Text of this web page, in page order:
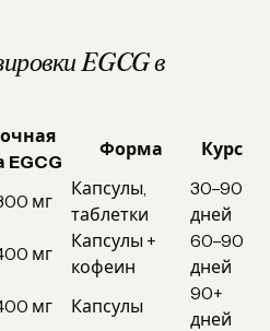
EGCG в
EGCG
Форма
Курс
мг
Капсулы,
таблетки
30–90
дней
мг
Капсулы +
кофеин
60–90
дней
мг Капсулы
90+
дней